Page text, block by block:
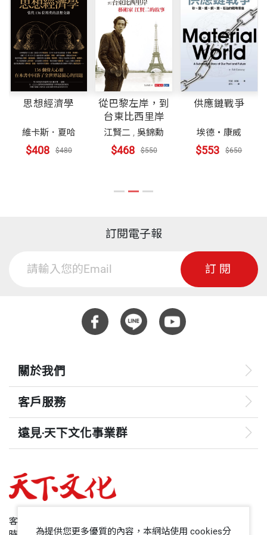
思想經濟學
維卡斯．夏哈
$408 $480
從巴黎左岸，到
台東比西里岸
江賢二 , 吳錦勳
$468 $550
供應鏈戰爭
埃德・康威
$553 $650
訂閱電子報
訂閱
關於我們
客戶服務
遠見‧天下文化事業群
哈佛商業評論
客服專線：+886 2 2662-0012
為提供您更多優質的內容，本網站使用 cookies分